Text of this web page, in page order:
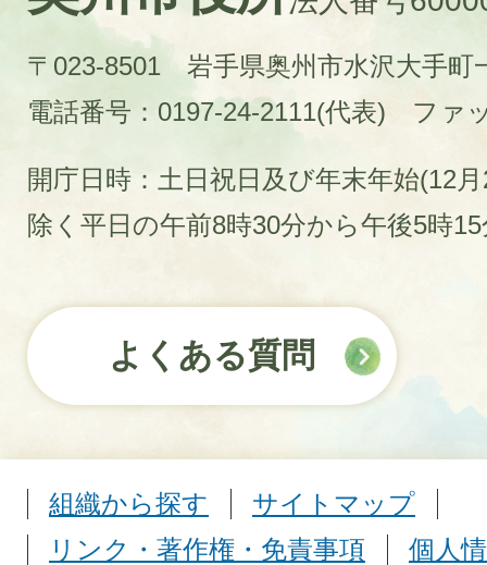
〒023-8501 岩手県奥州市水沢大手町
電話番号：0197-24-2111(代表)
ファ
開庁日時：土日祝日及び年末年始(12
除く平日の午前8時30分から午後5時
よくある質問
組織から探す
サイトマップ
リンク・著作権・免責事項
個人